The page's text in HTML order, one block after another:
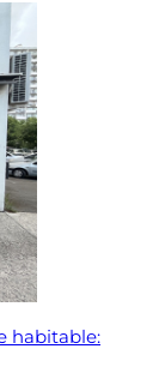
habitable: